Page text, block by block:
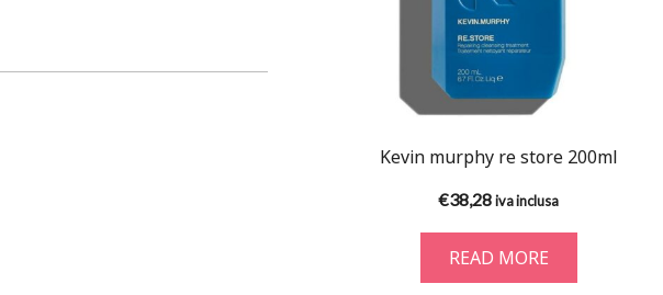
Kevin murphy re store 200ml
€38,28iva inclusa
READ MORE